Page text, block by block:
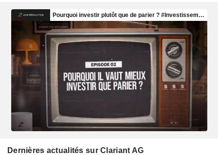
Dernières actualités sur Clariant AG